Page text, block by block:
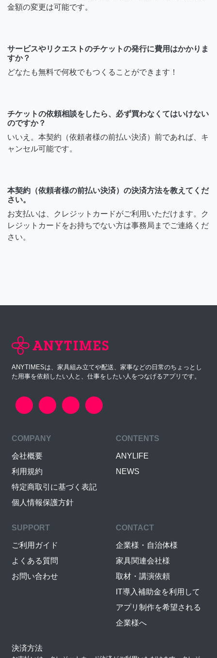
金額の変更は可能です。
サービスやリクエストのチケットの発行に費用はかかりま
すか？
どなたも無料で何枚でもつくることができます！
チケットの依頼相談をしたら、必ず買わなくてはいけない
のですか？
いいえ。本契約（依頼者様の前払い決済）前であれば、キ
ャンセル可能です。
本契約（依頼者様の前払い決済）の決済方法を教えてくだ
さい。
お支払いは、クレジットカードがご利用いただけます。ク
レジットカードをお持ちでない方は事務局までご連絡くだ
さい。
ANYTIMESは、家具組み立てや配送、家事などの日常のちょっとし
た用事を依頼したい人と、仕事をしたい人をつなげるアプリです。
COMPANY
会社概要
利用規約
特定商取引に基づく表記
個人情報保護方針
CONTENTS
ANYLIFE
NEWS
SUPPORT
ご利用ガイド
よくある質問
お問い合わせ
CONTACT
企業様・自治体様
家具関連会社様
取材・講演依頼
IT導入補助金を利用して
アプリ制作を希望される
企業様へ
決済方法